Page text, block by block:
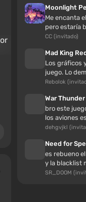
Eventos
17 horas
ayuda cómo en
Entrenador /
Brayden
20 horas
El juego
Kia K4 KWS
hfwjef
Moonlight
Me encanta
pero estaría
CC (invitado)
Mad King
Los gráficos
juego. Lo
terriblemente
Rebolok
War Thunder
bro este
los aviones
otros si lo
dehgvjkl
Need for
es rebueno
y la blacklist
los autos
SR_DOOM